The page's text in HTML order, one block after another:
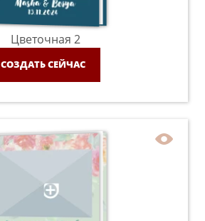
Цветочная 2
СОЗДАТЬ СЕЙЧАС